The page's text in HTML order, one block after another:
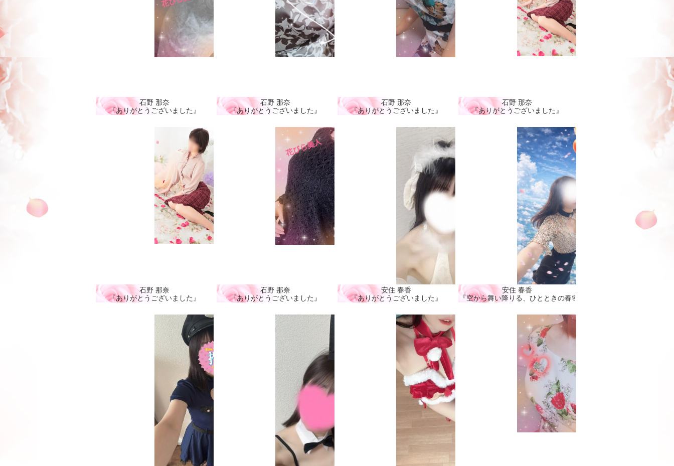
石野 那奈
『ありがとうございました』
石野 那奈
『ありがとうございました』
石野 那奈
『ありがとうございました』
石野 那奈
『ありがとうございました』
石野 那奈
『ありがとうございました』
石野 那奈
『ありがとうございました』
安住 春香
『ありがとうございました』
安住 春香
『空から舞い降りる、ひとときの春🌸』